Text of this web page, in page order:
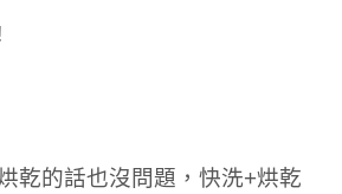
乾的話也沒問題，快洗+烘乾